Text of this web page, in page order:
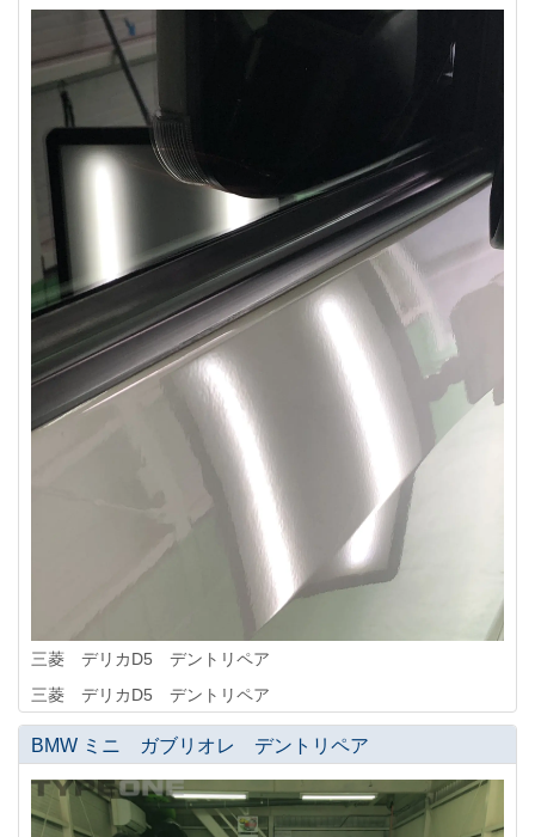
三菱 デリカD5 デントリペア
三菱 デリカD5 デントリペア
BMW ミニ ガブリオレ デントリペア